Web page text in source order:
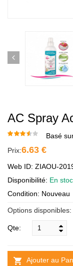
AC Spray
Basé
Prix:6.63 €
Web ID: ZIAOU-
Disponibilité: En
Condition: Nouveau
Options disponibles:
Qte:
Ajouter au